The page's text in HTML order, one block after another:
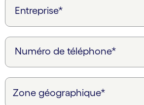
Entreprise*
Numéro de téléphone*